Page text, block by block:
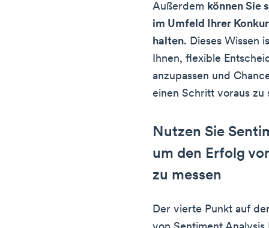
Außerdem können Sie
im Umfeld Ihrer
halten. Dieses Wissen
Ihnen, flexible
anzupassen und
einen Schritt voraus zu
Nutzen Sie
um den Erfolg
zu messen
Der vierte Punkt auf